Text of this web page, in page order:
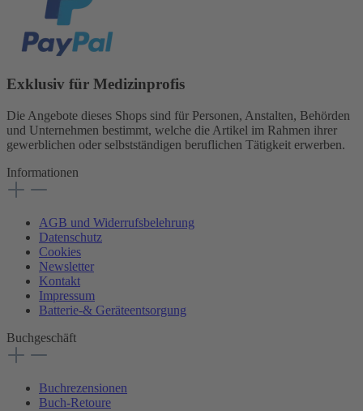
Exklusiv für Medizinprofis
Die Angebote dieses Shops sind für Personen, Anstalten, Behörden
und Unternehmen bestimmt, welche die Artikel im Rahmen ihrer
gewerblichen oder selbstständigen beruflichen Tätigkeit erwerben.
Informationen
AGB und Widerrufsbelehrung
Datenschutz
Cookies
Newsletter
Kontakt
Impressum
Batterie-& Geräteentsorgung
Buchgeschäft
Buchrezensionen
Buch-Retoure